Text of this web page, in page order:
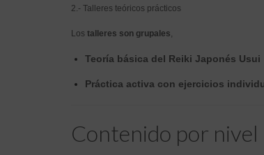
2.- Talleres teóricos prácticos
Los talleres son grupales,
Teoría básica del Reiki Japonés Usui
Práctica activa con ejercicios
Contenido por nivel